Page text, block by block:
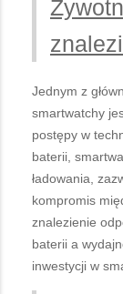
Jednym z
smartwatchy
postępy w
baterii,
ładowania,
kompromis
znalezienie
baterii a
inwestycji w